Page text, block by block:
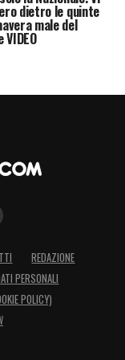
dietro le quinte
male del
REDAZIONE
PERSONALI
POLICY)